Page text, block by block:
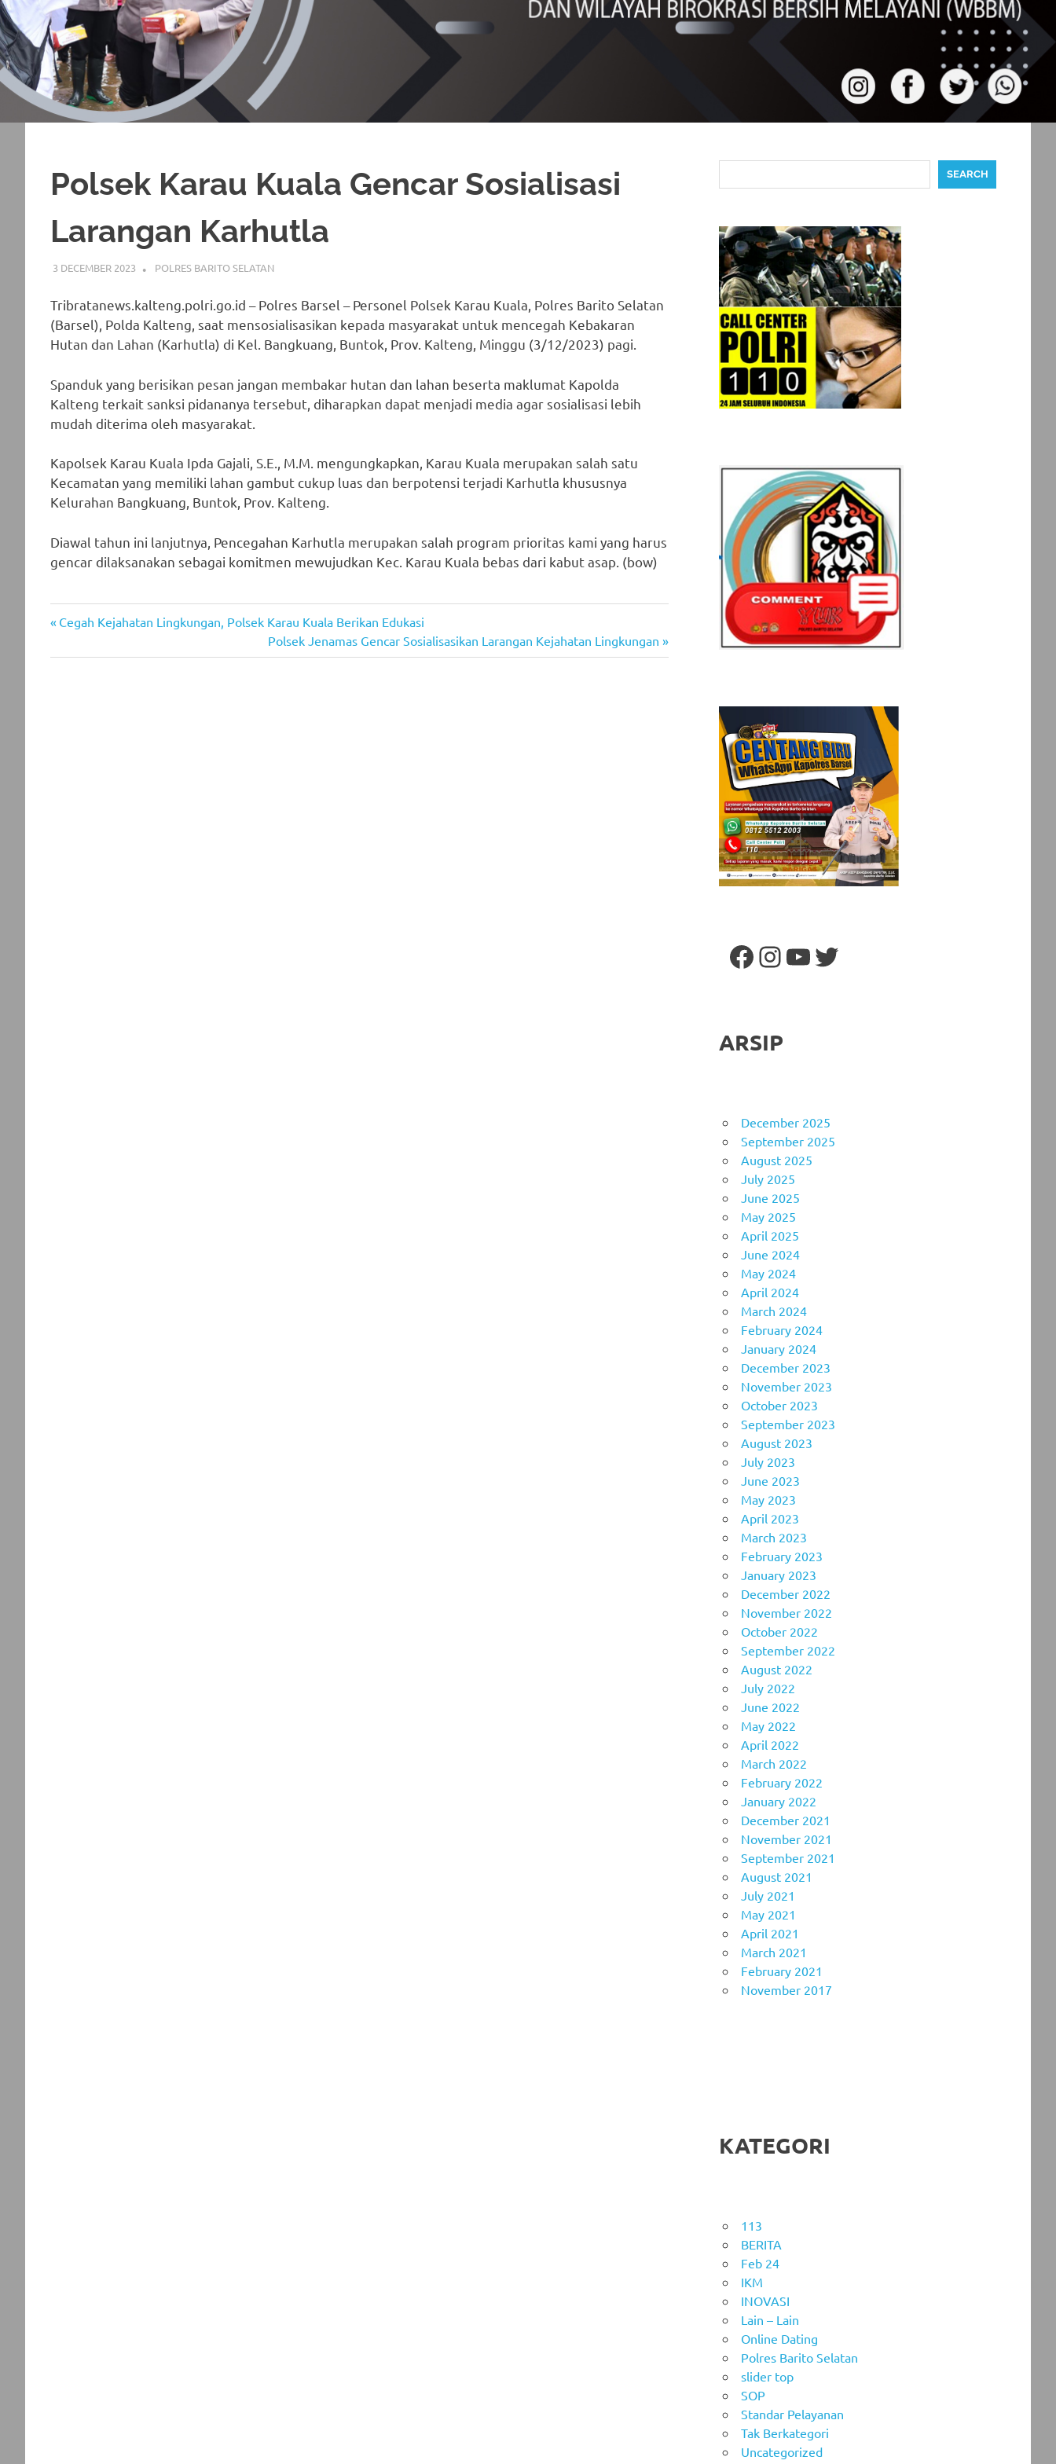
Polsek Karau Kuala Gencar Sosialisasi
Larangan Karhutla
3 DECEMBER 2023 ADMIN_POLRESBARSEL
POLRES BARITO SELATAN
Tribratanews.kalteng.polri.go.id – Polres Barsel – Personel Polsek Karau Kuala, Polres Barito Selatan
(Barsel), Polda Kalteng, saat mensosialisasikan kepada masyarakat untuk mencegah Kebakaran
Hutan dan Lahan (Karhutla) di Kel. Bangkuang, Buntok, Prov. Kalteng, Minggu (3/12/2023) pagi.
Spanduk yang berisikan pesan jangan membakar hutan dan lahan beserta maklumat Kapolda
Kalteng terkait sanksi pidananya tersebut, diharapkan dapat menjadi media agar sosialisasi lebih
mudah diterima oleh masyarakat.
Kapolsek Karau Kuala Ipda Gajali, S.E., M.M. mengungkapkan, Karau Kuala merupakan salah satu
Kecamatan yang memiliki lahan gambut cukup luas dan berpotensi terjadi Karhutla khususnya
Kelurahan Bangkuang, Buntok, Prov. Kalteng.
Diawal tahun ini lanjutnya, Pencegahan Karhutla merupakan salah program prioritas kami yang harus
gencar dilaksanakan sebagai komitmen mewujudkan Kec. Karau Kuala bebas dari kabut asap. (bow)
Post
navigation
Previous
Cegah Kejahatan Lingkungan, Polsek Karau Kuala Berikan Edukasi
Next
Post:
Polsek Jenamas Gencar Sosialisasikan Larangan Kejahatan Lingkungan
SEARCH
Facebook
Instagram
YouTube
Twitter
ARSIP
December 2025
September 2025
August 2025
July 2025
June 2025
May 2025
April 2025
June 2024
May 2024
April 2024
March 2024
February 2024
January 2024
December 2023
November 2023
October 2023
September 2023
August 2023
July 2023
June 2023
May 2023
April 2023
March 2023
February 2023
January 2023
December 2022
November 2022
October 2022
September 2022
August 2022
July 2022
June 2022
May 2022
April 2022
March 2022
February 2022
January 2022
December 2021
November 2021
September 2021
August 2021
July 2021
May 2021
April 2021
March 2021
February 2021
November 2017
KATEGORI
113
BERITA
Feb 24
IKM
INOVASI
Lain – Lain
Online Dating
Polres Barito Selatan
slider top
SOP
Standar Pelayanan
Tak Berkategori
Uncategorized